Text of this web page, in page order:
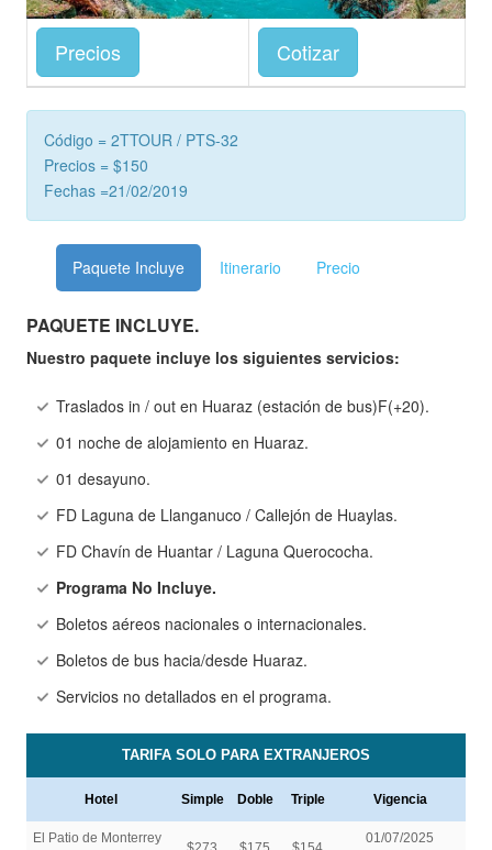
Precios Cotizar
Código = 2TTOUR / PTS-32
Precios = $150
Fechas =21/02/2019
Paquete Incluye Itinerario Precio
PAQUETE INCLUYE.
Nuestro paquete incluye los siguientes servicios:
Traslados in / out en Huaraz (estación de bus)F(+20).
01 noche de alojamiento en Huaraz.
01 desayuno.
FD Laguna de Llanganuco / Callejón de Huaylas.
FD Chavín de Huantar / Laguna Querococha.
Programa No Incluye.
Boletos aéreos nacionales o internacionales.
Boletos de bus hacia/desde Huaraz.
Servicios no detallados en el programa.